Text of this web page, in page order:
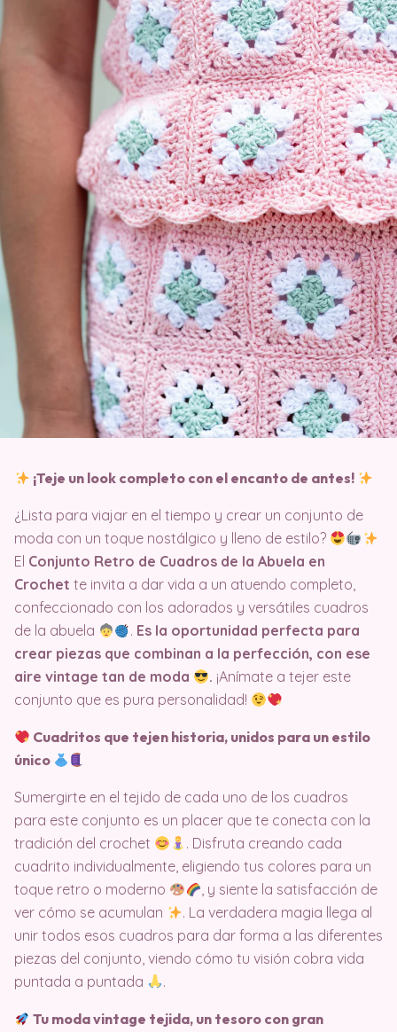
¡Teje un look completo con el encanto de antes!
¿Lista para viajar en el tiempo y crear un conjunto de
moda con un toque nostálgico y lleno de estilo?
El Conjunto Retro de Cuadros de la Abuela en
Crochet te invita a dar vida a un atuendo completo,
confeccionado con los adorados y versátiles cuadros
de la abuela
. Es la oportunidad perfecta para
crear piezas que combinan a la perfección, con ese
aire vintage tan de moda
. ¡Anímate a tejer este
conjunto que es pura personalidad!
Cuadritos que tejen historia, unidos para un estilo
único
Sumergirte en el tejido de cada uno de los cuadros
para este conjunto es un placer que te conecta con la
tradición del crochet
. Disfruta creando cada
cuadrito individualmente, eligiendo tus colores para un
toque retro o moderno
, y siente la satisfacción de
ver cómo se acumulan
. La verdadera magia llega al
unir todos esos cuadros para dar forma a las diferentes
piezas del conjunto, viendo cómo tu visión cobra vida
puntada a puntada
.
Tu moda vintage tejida, un tesoro con gran